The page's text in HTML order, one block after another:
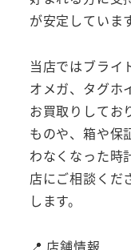
が安定しています
当店ではブライ
オメガ、タグホ
お買取りしてお
ものや、箱や保
わなくなった時
店にご相談くだ
します。
📍 店舗情報